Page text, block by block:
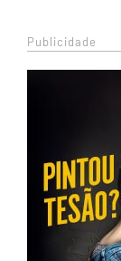
Publicidade